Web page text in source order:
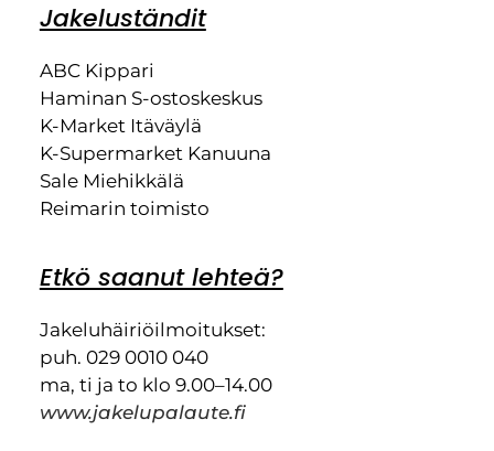
Jakeluständit
ABC Kippari
Haminan S-ostoskeskus
K-Market Itäväylä
K-Supermarket Kanuuna
Sale Miehikkälä
Reimarin toimisto
Etkö saanut lehteä?
Jakeluhäiriöilmoitukset:
puh. 029 0010 040
ma, ti ja to klo 9.00–14.00
www.jakelupalaute.fi